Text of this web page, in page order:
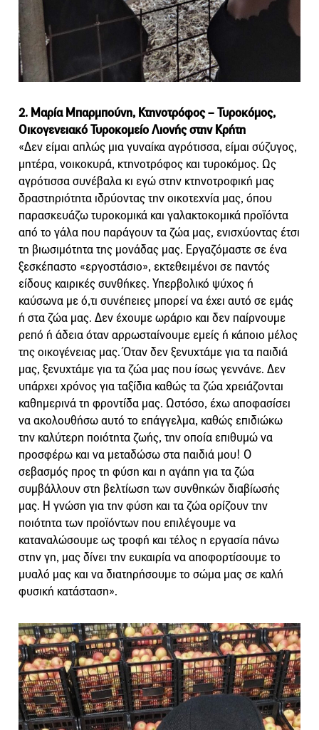
2. Μαρία Μπαρμπούνη, Κτηνοτρόφος – Τυροκόμος,
Οικογενειακό Τυροκομείο Λιονής στην Κρήτη
«Δεν είμαι απλώς μια γυναίκα αγρότισσα, είμαι σύζυγος,
μητέρα, νοικοκυρά, κτηνοτρόφος και τυροκόμος. Ως
αγρότισσα συνέβαλα κι εγώ στην κτηνοτροφική μας
δραστηριότητα ιδρύοντας την οικοτεχνία μας, όπου
παρασκευάζω τυροκομικά και γαλακτοκομικά προϊόντα
από το γάλα που παράγουν τα ζώα μας, ενισχύοντας έτσι
τη βιωσιμότητα της μονάδας μας. Εργαζόμαστε σε ένα
ξεσκέπαστο «εργοστάσιο», εκτεθειμένοι σε παντός
είδους καιρικές συνθήκες. Υπερβολικό ψύχος ή
καύσωνα με ό,τι συνέπειες μπορεί να έχει αυτό σε εμάς
ή στα ζώα μας. Δεν έχουμε ωράριο και δεν παίρνουμε
ρεπό ή άδεια όταν αρρωσταίνουμε εμείς ή κάποιο μέλος
της οικογένειας μας. Όταν δεν ξενυχτάμε για τα παιδιά
μας, ξενυχτάμε για τα ζώα μας που ίσως γεννάνε. Δεν
υπάρχει χρόνος για ταξίδια καθώς τα ζώα χρειάζονται
καθημερινά τη φροντίδα μας. Ωστόσο, έχω αποφασίσει
να ακολουθήσω αυτό το επάγγελμα, καθώς επιδιώκω
την καλύτερη ποιότητα ζωής, την οποία επιθυμώ να
προσφέρω και να μεταδώσω στα παιδιά μου! Ο
σεβασμός προς τη φύση και η αγάπη για τα ζώα
συμβάλλουν στη βελτίωση των συνθηκών διαβίωσής
μας. Η γνώση για την φύση και τα ζώα ορίζουν την
ποιότητα των προϊόντων που επιλέγουμε να
καταναλώσουμε ως τροφή και τέλος η εργασία πάνω
στην γη, μας δίνει την ευκαιρία να αποφορτίσουμε το
μυαλό μας και να διατηρήσουμε το σώμα μας σε καλή
φυσική κατάσταση».